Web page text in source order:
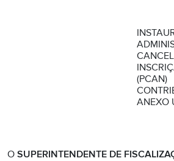
ANEXO
O SUPERINTENDENTE DE